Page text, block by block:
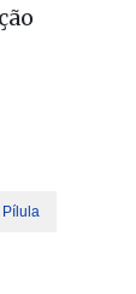
Pílula